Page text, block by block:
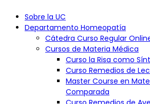
cada curso o servicio. Consulta estas
una compra.
Limitación de Responsabilidad:
La Universidad Candegabe no se hace
cualquier daño directo o indirecto
web. La información proporcionada es
y no constituye asesoramiento profesional.
Jurisdicción y Ley Aplicable:
Estos términos y condiciones se rigen por
de Florida, Estados Unidos. Cualquier
Sobre la UC
Departamento Homeopatía
Cátedra Curso Regular
Cursos de Materia Médica
Curso la Risa como
Curso Remedios de
Master Course en
Comparada